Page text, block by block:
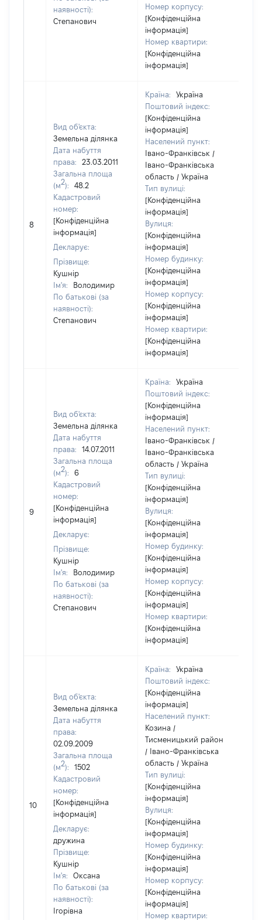
наявності):
Степанович
Номер корпусу:
[Конфіденційна
інформація]
Номер квартири:
[Конфіденційна
інформація]
8
Вид об'єкта:
Земельна ділянка
Дата набуття
права:
23.03.2011
Загальна площа
(м2):
48.2
Кадастровий
номер:
[Конфіденційна
інформація]
Декларує:
Прізвище:
Кушнір
Ім'я:
Володимир
По батькові (за
наявності):
Степанович
Країна:
Україна
Поштовий індекс:
[Конфіденційна
інформація]
Населений пункт:
Івано-Франківськ /
Івано-Франківська
область / Україна
Тип вулиці:
[Конфіденційна
інформація]
Вулиця:
[Конфіденційна
інформація]
Номер будинку:
[Конфіденційна
інформація]
Номер корпусу:
[Конфіденційна
інформація]
Номер квартири:
[Конфіденційна
інформація]
9
Вид об'єкта:
Земельна ділянка
Дата набуття
права:
14.07.2011
Загальна площа
(м2):
6
Кадастровий
номер:
[Конфіденційна
інформація]
Декларує:
Прізвище:
Кушнір
Ім'я:
Володимир
По батькові (за
наявності):
Степанович
Країна:
Україна
Поштовий індекс:
[Конфіденційна
інформація]
Населений пункт:
Івано-Франківськ /
Івано-Франківська
область / Україна
Тип вулиці:
[Конфіденційна
інформація]
Вулиця:
[Конфіденційна
інформація]
Номер будинку:
[Конфіденційна
інформація]
Номер корпусу:
[Конфіденційна
інформація]
Номер квартири:
[Конфіденційна
інформація]
10
Вид об'єкта:
Земельна ділянка
Дата набуття
права:
02.09.2009
Загальна площа
(м2):
1502
Кадастровий
номер:
[Конфіденційна
інформація]
Декларує:
дружина
Прізвище:
Кушнір
Ім'я:
Оксана
По батькові (за
наявності):
Ігорівна
Країна:
Україна
Поштовий індекс:
[Конфіденційна
інформація]
Населений пункт:
Козина /
Тисменицький район
/ Івано-Франківська
область / Україна
Тип вулиці:
[Конфіденційна
інформація]
Вулиця:
[Конфіденційна
інформація]
Номер будинку:
[Конфіденційна
інформація]
Номер корпусу:
[Конфіденційна
інформація]
Номер квартири: